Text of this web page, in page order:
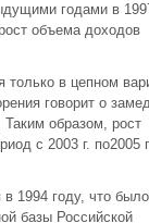
годами в
объема доходов
только в цепном
говорит о
образом, рост
с 2003 г. по2005
1994 году, что было
базы Российской